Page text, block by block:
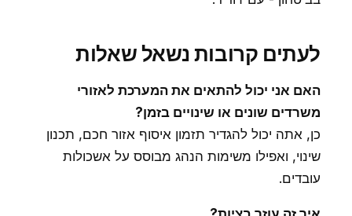
לעתים קרובות נשאל שאלות
האם אני יכול להתאים את המערכת לאזורי
משרדים שונים או שינויים בזמן?
כן, אתה יכול להגדיר תזמון איסוף אזור חכם, תכנון
שינוי, ואפילו משימות הנהג מבוסס על אשכולות
עובדים.